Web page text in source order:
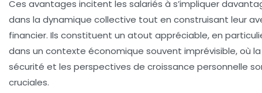
Ces avantages incitent les salariés à s’impliquer
dans la dynamique collective tout en construisant leur
financier. Ils constituent un atout appréciable, en
dans un contexte économique souvent imprévisible, où la
sécurité et les perspectives de croissance personnelle
cruciales.